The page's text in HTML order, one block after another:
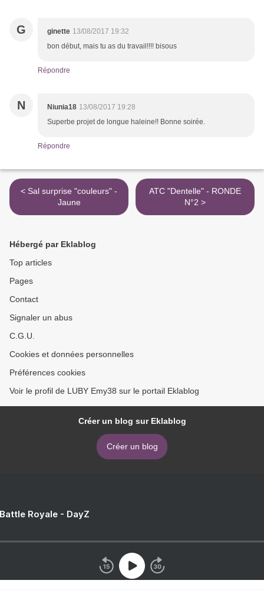
G ginette 13/08/2017 19:32
bon début, mais tu as du travail!!!! bisous
Répondre
N Niunia18 13/08/2017 19:28
Superbe projet de longue haleine!! Bonne soirée.
Répondre
< Sal surprise "couleurs" -
Jaune
ATC "Dentelle" - RONDE
N°2 >
Hébergé par Eklablog
Top articles
Pages
Contact
Signaler un abus
C.G.U.
Cookies et données personnelles
Préférences cookies
Voir le profil de LUBY Emy38 sur le portail Eklablog
Créer un blog sur Eklablog
Créer un blog
Royale - DayZ